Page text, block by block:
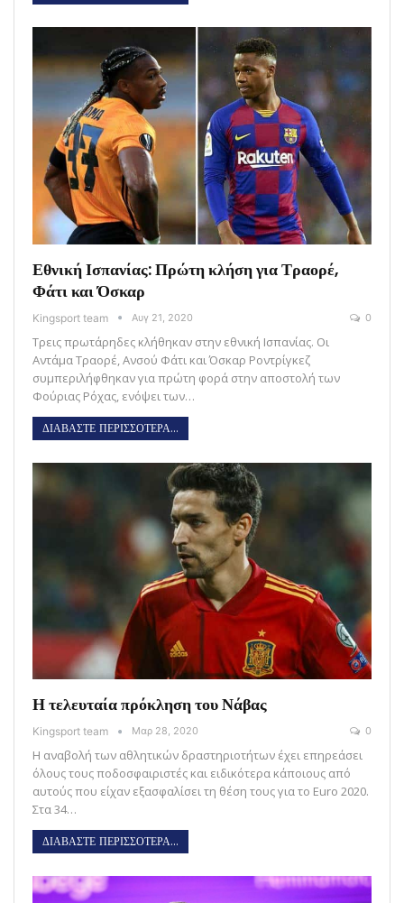
Εθνική Ισπανίας: Πρώτη κλήση για Τραορέ,
Φάτι και Όσκαρ
Kingsport team Αυγ 21, 2020 0
Τρεις πρωτάρηδες κλήθηκαν στην εθνική Ισπανίας. Οι
Αντάμα Τραορέ, Ανσού Φάτι και Όσκαρ Ροντρίγκεζ
συμπεριλήφθηκαν για πρώτη φορά στην αποστολή των
Φούριας Ρόχας, ενόψει των…
ΔΙΑΒΑΣΤΕ ΠΕΡΙΣΣΟΤΕΡΑ...
Η τελευταία πρόκληση του Νάβας
Kingsport team Μαρ 28, 2020 0
Η αναβολή των αθλητικών δραστηριοτήτων έχει επηρεάσει
όλους τους ποδοσφαιριστές και ειδικότερα κάποιους από
αυτούς που είχαν εξασφαλίσει τη θέση τους για το Euro 2020.
Στα 34…
ΔΙΑΒΑΣΤΕ ΠΕΡΙΣΣΟΤΕΡΑ...